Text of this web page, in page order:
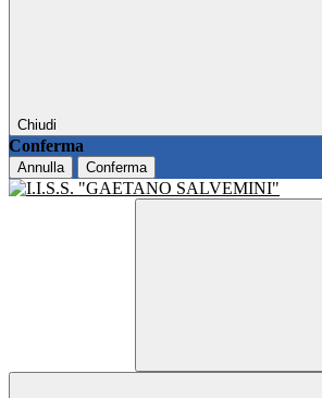
Chiudi
Conferma
Annulla Conferma